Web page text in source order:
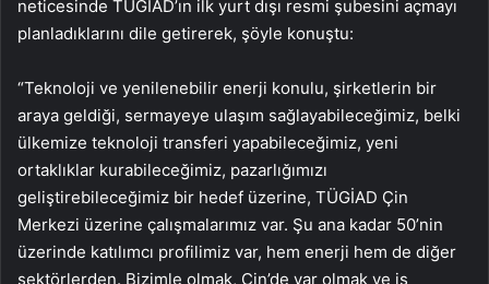
neticesinde TÜGİAD’ın ilk yurt dışı resmi şubesini açmayı
planladıklarını dile getirerek, şöyle konuştu:
“Teknoloji ve yenilenebilir enerji konulu, şirketlerin bir
araya geldiği, sermayeye ulaşım sağlayabileceğimiz, belki
ülkemize teknoloji transferi yapabileceğimiz, yeni
ortaklıklar kurabileceğimiz, pazarlığımızı
geliştirebileceğimiz bir hedef üzerine, TÜGİAD Çin
Merkezi üzerine çalışmalarımız var. Şu ana kadar 50’nin
üzerinde katılımcı profilimiz var, hem enerji hem de diğer
sektörlerden. Bizimle olmak, Çin’de var olmak ve iş